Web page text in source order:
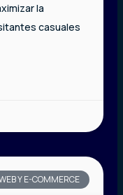
la
casuales
Y E-COMMERCE